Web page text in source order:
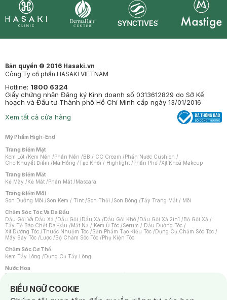
Bản quyền © 2016 Hasaki.vn
Công Ty cổ phần HASAKI VIETNAM
Hotline: 1800 6324
Giấy chứng nhận Đăng ký Kinh doanh số 0313612829 do Sở Kế
hoạch và Đầu tư Thành phố Hồ Chí Minh cấp ngày 13/01/2016
Xem tất cả cửa hàng
Mỹ Phẩm High-End
Trang Điểm Mặt
Kem Lót /Kem Nền /Phấn Nền /BB / CC Cream /Phấn Nước Cushion /
Che Khuyết Điểm /Má Hồng /Tạo Khối / Highlight /Phấn Phủ /Xịt Khoá Makeup
Trang Điểm Mắt
Kẻ Mày /Kẻ Mắt /Phấn Mắt /Mascara
Trang Điểm Môi
Son Dưỡng Môi /Son Kem / Tint /Son Thỏi /Son Bóng /Tẩy Trang Mắt / Môi
Chăm Sóc Tóc Và Da Đầu
Dầu Gội Và Dầu Xả /Dầu Gội /Dầu Xả /Dầu Gội Khô /Dầu Gội Xả 2in1 /Bộ Gội Xả /
Tẩy Tế Bào Chết Da Đầu /Mặt Nạ / Kem Ủ Tóc /Serum / Dầu Dưỡng Tóc /
Xịt Dưỡng Tóc /Thuốc Nhuộm Tóc /Sản Phẩm Tạo Kiểu Tóc /Dụng Cụ Chăm Sóc Tóc /
Máy Sấy Tóc /Lược /Bộ Chăm Sóc Tóc /Phụ Kiện Tóc
Chăm Sóc Cơ Thể
Kem Tẩy Lông /Dụng Cụ Tẩy Lông
Nước Hoa
Nước Hoa Nữ
Chăm Sóc Cá Nhân
BIỂU NGỮ COOKIE
Notice about cookies usage